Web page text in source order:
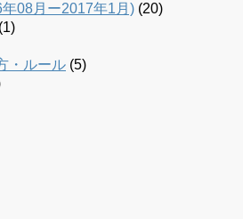
08月ー2017年1月) (20)
(1)
・ルール (5)